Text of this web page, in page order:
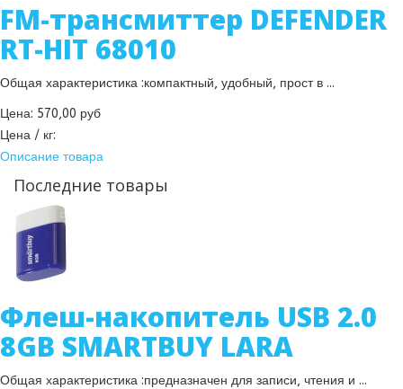
FM-трансмиттер DEFENDER
RT-HIT 68010
Общая характеристика :компактный, удобный, прост в ...
Цена: 570,00 руб
Цена / кг:
Описание товара
Последние товары
Флеш-накопитель USB 2.0
8GB SMARTBUY LARA
Общая характеристика :предназначен для записи, чтения и ...